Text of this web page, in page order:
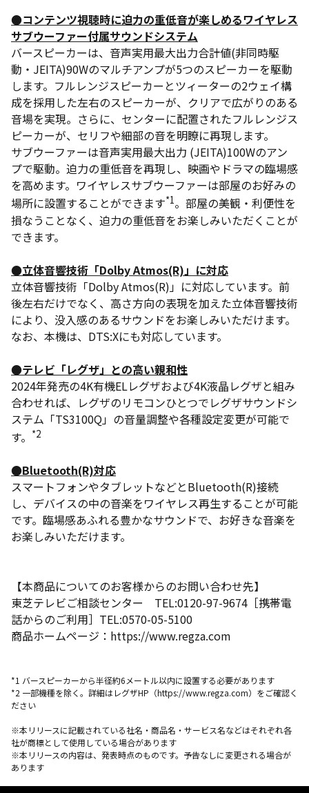
●コンテンツ視聴時に迫力の重低音が楽しめるワイヤレス
サブウーファー付属サウンドシステム
バースピーカーは、音声実用最大出力合計値(非同時駆
動・JEITA)90Wのマルチアンプが5つのスピーカーを駆動
します。フルレンジスピーカーとツィーターの2ウェイ構
成を採用した左右のスピーカーが、クリアで広がりのある
音場を実現。さらに、センターに配置されたフルレンジス
ピーカーが、セリフや細部の音を明瞭に再現します。
サブウーファーは音声実用最大出力 (JEITA)100Wのアン
プで駆動。迫力の重低音を再現し、映画やドラマの臨場感
を高めます。ワイヤレスサブウーファーは部屋のお好みの
場所に設置することができます*1。部屋の美観・利便性を
損なうことなく、迫力の重低音をお楽しみいただくことが
できます。
●立体音響技術「Dolby Atmos(R)」に対応
立体音響技術「Dolby Atmos(R)」に対応しています。前
後左右だけでなく、高さ方向の表現を加えた立体音響技術
により、没入感のあるサウンドをお楽しみいただけます。
なお、本機は、DTS:Xにも対応しています。
●テレビ「レグザ」との高い親和性
2024年発売の4K有機ELレグザおよび4K液晶レグザと組み
合わせれば、レグザのリモコンひとつでレグザサウンドシ
ステム「TS3100Q」の音量調整や各種設定変更が可能で
す。 *2
●Bluetooth(R)対応
スマートフォンやタブレットなどとBluetooth(R)接続
し、デバイスの中の音楽をワイヤレス再生することが可能
です。臨場感あふれる豊かなサウンドで、お好きな音楽を
お楽しみいただけます。
【本商品についてのお客様からのお問い合わせ先】
東芝テレビご相談センター TEL:0120-97-9674［携帯電
話からのご利用］TEL:0570-05-5100
商品ホームページ：https://www.regza.com
*1 バースピーカーから半径約6メートル以内に設置する必要があります
*2 一部機種を除く。詳細はレグザHP（https://www.regza.com）をご確認く
ださい
※本リリースに記載されている社名・商品名・サービス名などはそれぞれ各
社が商標として使用している場合があります
※本リリースの内容は、発表時点のものです。予告なしに変更される場合が
あります